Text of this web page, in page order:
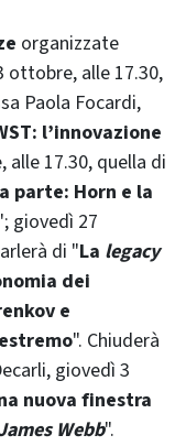
organizzate
ottobre, alle 17.30,
Paola Focardi,
l’innovazione
17.30, quella di
parte: Horn e la
giovedì 27
di "La legacy
dei
e
". Chiuderà
giovedì 3
nuova finestra
Webb".